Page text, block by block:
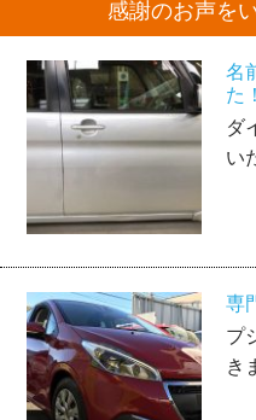
感謝のお声を
名
た！
ダ
い
専
プ
き